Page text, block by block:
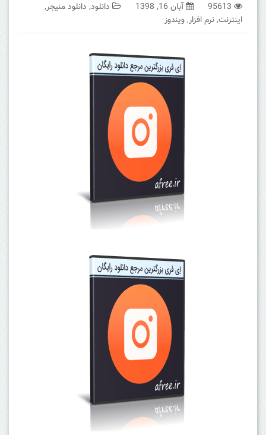
95613 آبان 16, 1398 دانلود, دانلود منیجر,
اینترنت,نرم افزار,ویندوز